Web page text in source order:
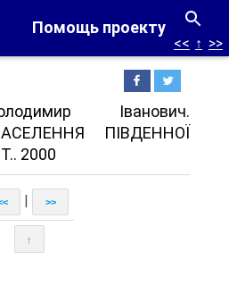
Помощь проекту
<< ↑ >>
Іванович.
ПІВДЕННОЇ
2000
>>
↑